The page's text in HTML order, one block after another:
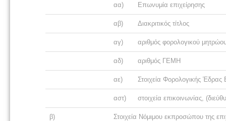
αα) Επωνυμία επιχείρησης
αβ) Διακριτικός τίτλος
αγ) αριθμός φορολογικού
αδ) αριθμός ΓΕΜΗ
αε) Στοιχεία Φορολογικής
αστ) στοιχεία επικοινωνίας,
β) Στοιχεία Νόμιμου εκπροσώπου της